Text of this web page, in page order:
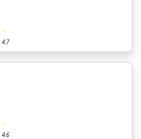
4.7
4.6